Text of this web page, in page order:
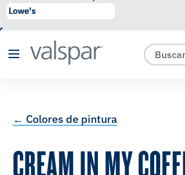
se ha agregado a
← Colores de pintura
CREAM IN MY